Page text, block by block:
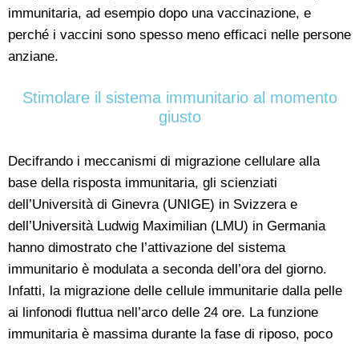
immunitaria, ad esempio dopo una vaccinazione, e
perché i vaccini sono spesso meno efficaci nelle persone
anziane.
Stimolare il sistema immunitario al momento
giusto
Decifrando i meccanismi di migrazione cellulare alla
base della risposta immunitaria, gli scienziati
dell’Università di Ginevra (UNIGE) in Svizzera e
dell’Università Ludwig Maximilian (LMU) in Germania
hanno dimostrato che l’attivazione del sistema
immunitario è modulata a seconda dell’ora del giorno.
Infatti, la migrazione delle cellule immunitarie dalla pelle
ai linfonodi fluttua nell’arco delle 24 ore. La funzione
immunitaria è massima durante la fase di riposo, poco